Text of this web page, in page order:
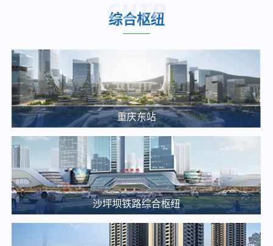
2025-03-20
重庆通邑卫士智慧生活服务有限公司沙枢纽消防报警系统维修项目比选邀请公告
2025-03-25
大剧院站 TOD 项目概念方案设计单位中选候选人公示
2025-03-20
【土地推介】重庆枢纽集团2025年土地招商推介（一）
2025-03-14
关于九曲河智慧停车站场综合开发项目投资收益可行性研究咨询单位的比选公告
综合枢纽
重庆东站
沙坪坝铁路综合枢纽